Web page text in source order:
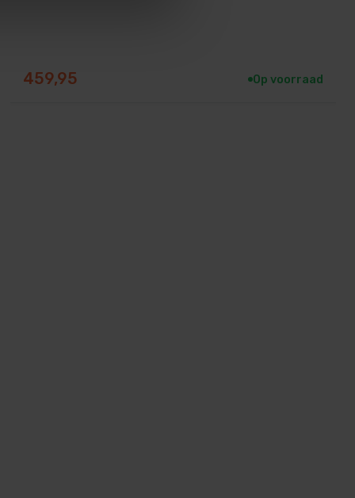
459,95 Op voorraad